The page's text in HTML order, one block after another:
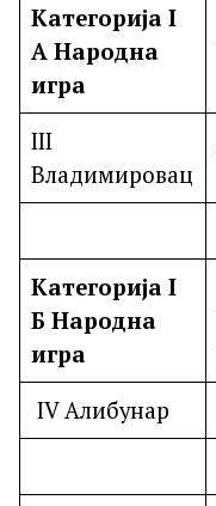
Категорија I
AНародна
игра
III
Владимировац
Категорија I
БНародна
игра
IV Алибунар